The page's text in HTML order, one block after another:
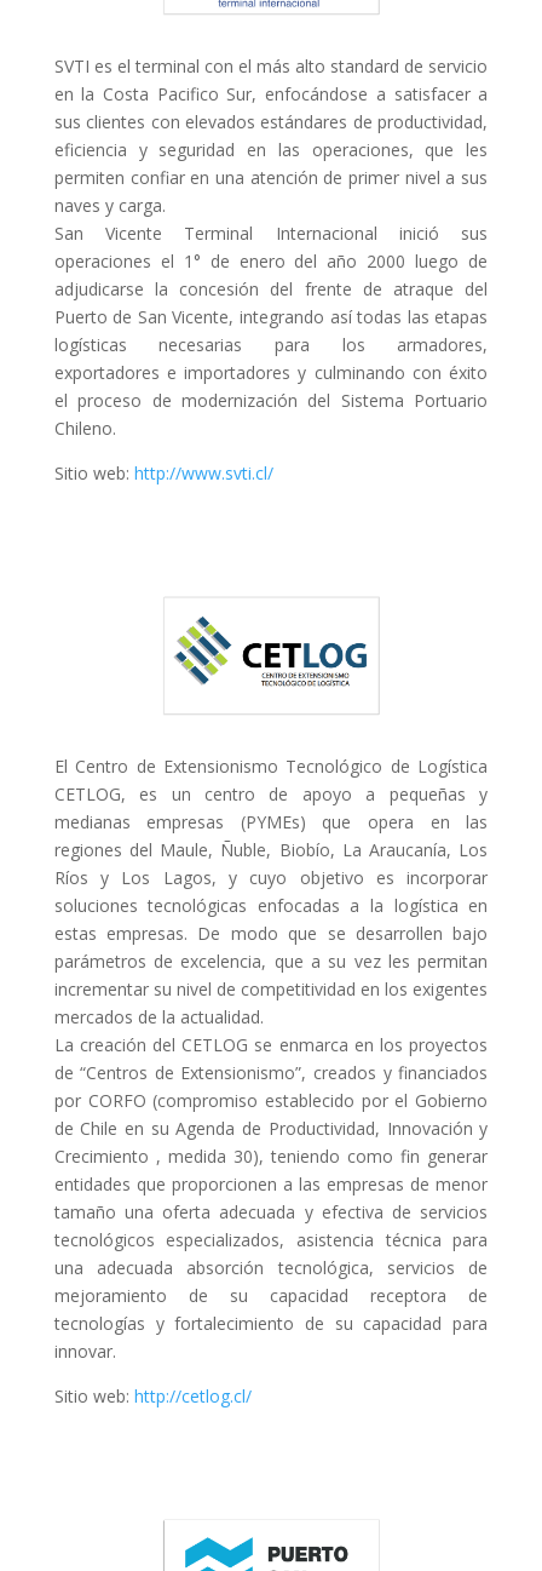
SVTI es el terminal con el más alto standard de servicio
en la Costa Pacifico Sur, enfocándose a satisfacer a
sus clientes con elevados estándares de productividad,
eficiencia y seguridad en las operaciones, que les
permiten confiar en una atención de primer nivel a sus
naves y carga.
San Vicente Terminal Internacional inició sus
operaciones el 1° de enero del año 2000 luego de
adjudicarse la concesión del frente de atraque del
Puerto de San Vicente, integrando así todas las etapas
logísticas necesarias para los armadores,
exportadores e importadores y culminando con éxito
el proceso de modernización del Sistema Portuario
Chileno.
Sitio web: http://www.svti.cl/
El Centro de Extensionismo Tecnológico de Logística
CETLOG, es un centro de apoyo a pequeñas y
medianas empresas (PYMEs) que opera en las
regiones del Maule, Ñuble, Biobío, La Araucanía, Los
Ríos y Los Lagos, y cuyo objetivo es incorporar
soluciones tecnológicas enfocadas a la logística en
estas empresas. De modo que se desarrollen bajo
parámetros de excelencia, que a su vez les permitan
incrementar su nivel de competitividad en los exigentes
mercados de la actualidad.
La creación del CETLOG se enmarca en los proyectos
de “Centros de Extensionismo”, creados y financiados
por CORFO (compromiso establecido por el Gobierno
de Chile en su Agenda de Productividad, Innovación y
Crecimiento , medida 30), teniendo como fin generar
entidades que proporcionen a las empresas de menor
tamaño una oferta adecuada y efectiva de servicios
tecnológicos especializados, asistencia técnica para
una adecuada absorción tecnológica, servicios de
mejoramiento de su capacidad receptora de
tecnologías y fortalecimiento de su capacidad para
innovar.
Sitio web: http://cetlog.cl/